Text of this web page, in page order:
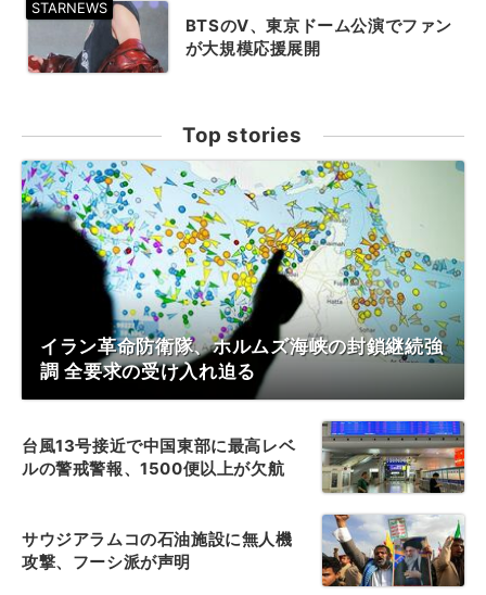
BTSのV、東京ドーム公演でファン
が大規模応援展開
Top stories
イラン革命防衛隊、ホルムズ海峡の封鎖継続強
調 全要求の受け入れ迫る
台風13号接近で中国東部に最高レベ
ルの警戒警報、1500便以上が欠航
サウジアラムコの石油施設に無人機
攻撃、フーシ派が声明